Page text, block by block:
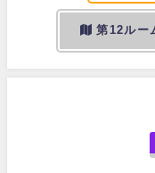
第12ルー